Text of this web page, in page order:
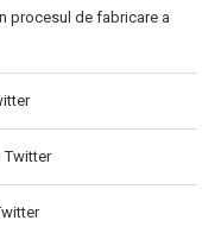
procesul de fabricare a
Twitter